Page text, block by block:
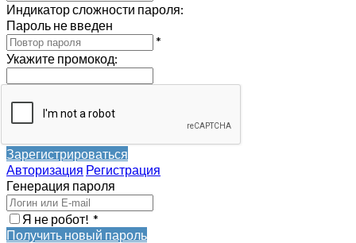
Индикатор сложности пароля:
Пароль не введен
*
Укажите промокод:
Зарегистрироваться
Авторизация Регистрация
Генерация пароля
Я не робот! *
Получить новый пароль